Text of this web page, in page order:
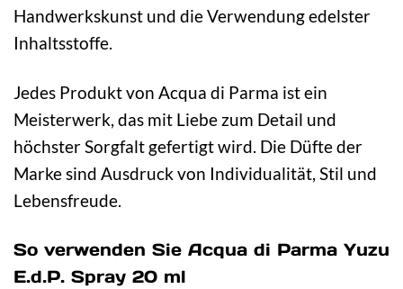
Handwerkskunst und die Verwendung edelster
Inhaltsstoffe.
Jedes Produkt von Acqua di Parma ist ein
Meisterwerk, das mit Liebe zum Detail und
höchster Sorgfalt gefertigt wird. Die Düfte der
Marke sind Ausdruck von Individualität, Stil und
Lebensfreude.
So verwenden Sie Acqua di Parma Yuzu
E.d.P. Spray 20 ml